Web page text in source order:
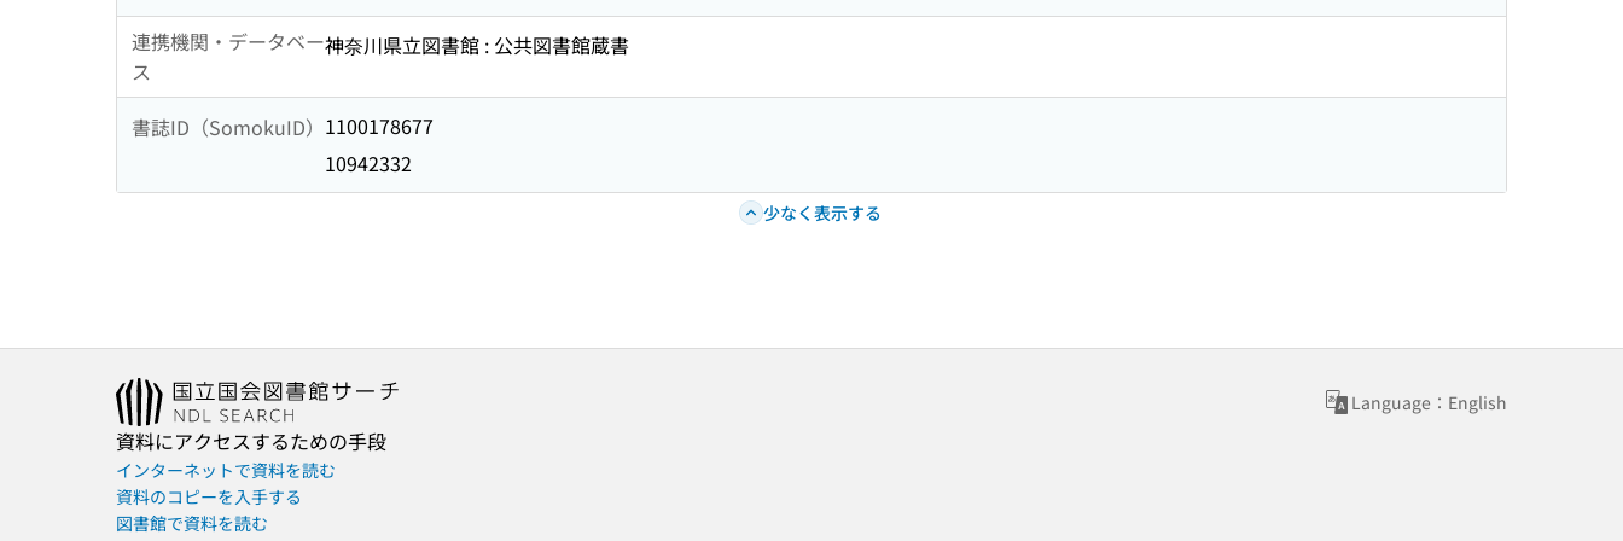
連携機関・データベー
ス
神奈川県立図書館 : 公共図書館蔵書
書誌ID（SomokuID） 1100178677
10942332
少なく表示する
Language：English
資料にアクセスするための手段
インターネットで資料を読む
資料のコピーを入手する
図書館で資料を読む